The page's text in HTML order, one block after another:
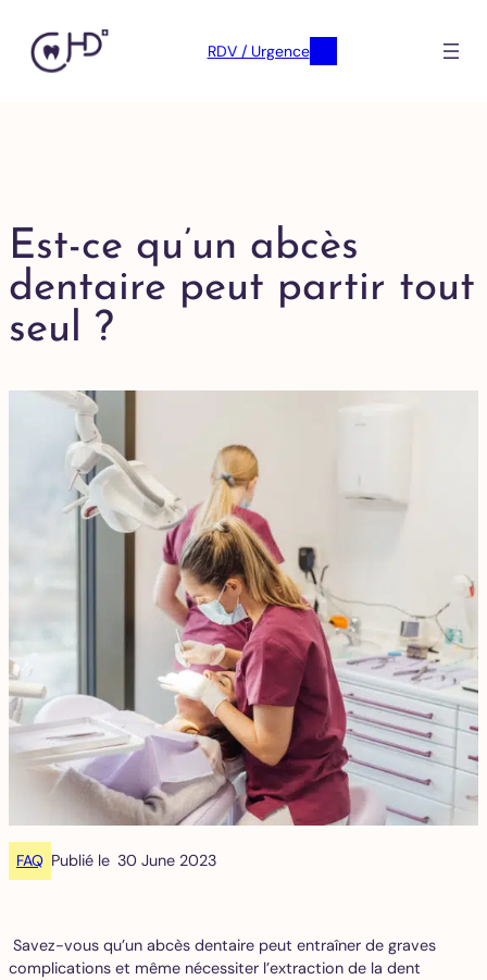
RDV / Urgence
Est-ce qu’un abcès
dentaire peut partir tout
seul ?
FAQ Publié le 30 June 2023
Savez-vous qu’un abcès dentaire peut entraîner de graves
complications et même nécessiter l’extraction de la dent